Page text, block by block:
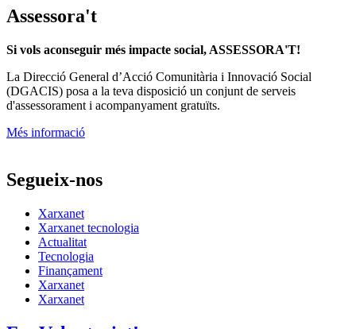
Assessora't
Si vols aconseguir més impacte social, ASSESSORA'T!
La Direcció General d’Acció Comunitària i Innovació Social
(DGACIS) posa a la teva disposició un conjunt de serveis
d'assessorament i acompanyament gratuïts.
Més informació
Segueix-nos
Xarxanet
Xarxanet tecnologia
Actualitat
Tecnologia
Finançament
Xarxanet
Xarxanet